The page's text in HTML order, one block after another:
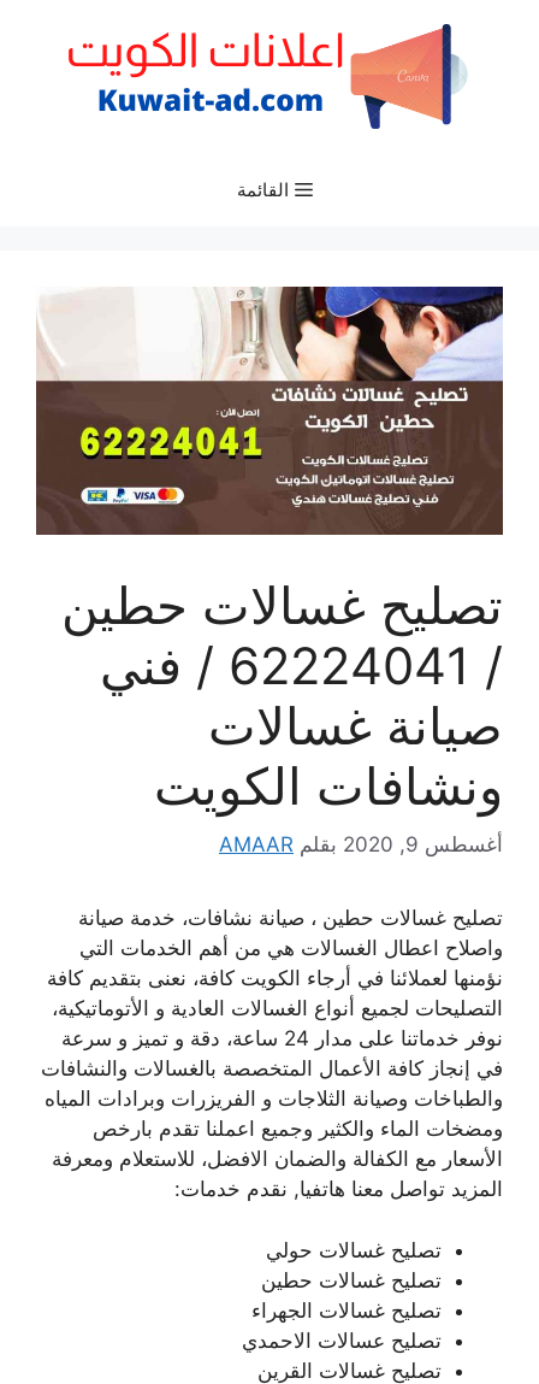
القائمة
تصليح غسالات حطين
/ 62224041 / فني
صيانة غسالات
ونشافات الكويت
أغسطس 9, 2020 بقلم AMAAR
تصليح غسالات حطين ، صيانة نشافات، خدمة صيانة
واصلاح اعطال الغسالات هي من أهم الخدمات التي
نؤمنها لعملائنا في أرجاء الكويت كافة، نعنى بتقديم كافة
التصليحات لجميع أنواع الغسالات العادية و الأتوماتيكية،
نوفر خدماتنا على مدار 24 ساعة، دقة و تميز و سرعة
في إنجاز كافة الأعمال المتخصصة بالغسالات والنشافات
والطباخات وصيانة الثلاجات و الفريزرات وبرادات المياه
ومضخات الماء والكثير وجميع اعملنا تقدم بارخص
الأسعار مع الكفالة والضمان الافضل، للاستعلام ومعرفة
المزيد تواصل معنا هاتفيا, نقدم خدمات:
تصليح غسالات حولي
تصليح غسالات حطين
تصليح غسالات الجهراء
تصليح عسالات الاحمدي
تصليح غسالات القرين